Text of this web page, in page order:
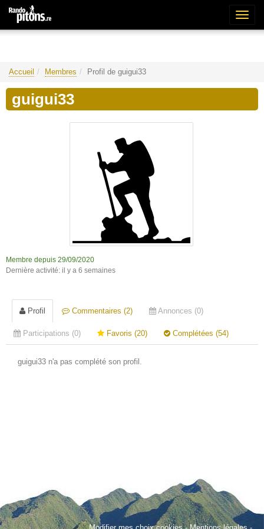
Accueil Membres Profil de guigui33
guigui33
Membre depuis 29/09/2020
Dernière activité: il y a 6 semaines
Profil Commentaires (2) Annonces (0)
Participations (0) Favoris (20) Complétées (54)
guigui33 n'a pas complété son profil.